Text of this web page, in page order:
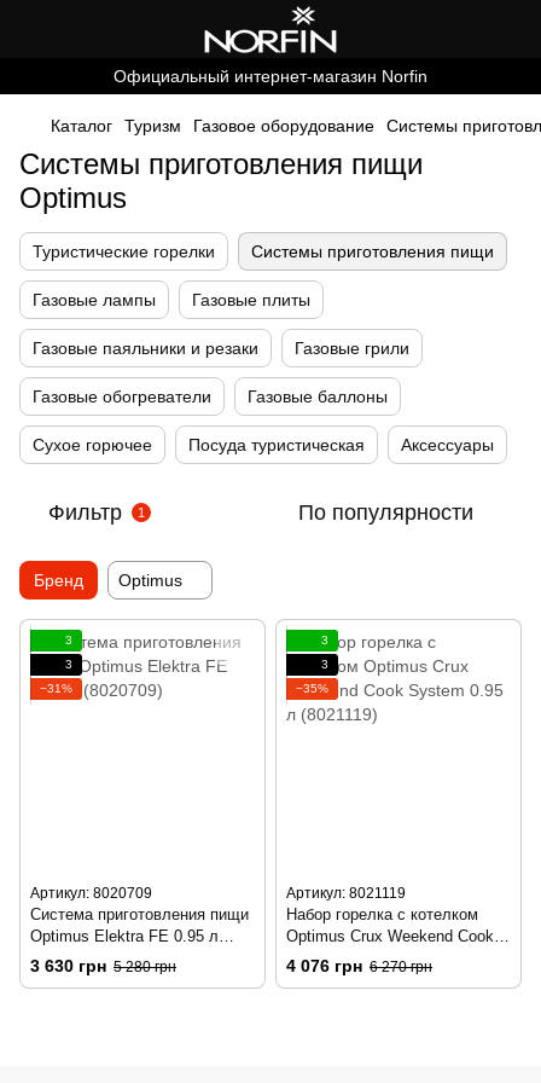
Официальный интернет-магазин Norfin
Каталог Туризм Газовое оборудование Системы
Системы приготовления пищи
Optimus
Туристические горелки Системы приготовления пищи
Газовые лампы Газовые плиты
Газовые паяльники и резаки Газовые грили
Газовые обогреватели Газовые баллоны
Сухое горючее Посуда туристическая Аксессуары
Фильтр 1 По популярности
Бренд Optimus
3
3
−31%
Артикул: 8020709
Cистема приготовления пищи
Optimus Elektra FE 0.95 л
(8020709)
3 630 грн 5 280 грн
3
3
−35%
Артикул: 8021119
Набор горелка с котелком
Optimus Crux Weekend Cook
System 0.95 л (8021119)
4 076 грн 6 270 грн